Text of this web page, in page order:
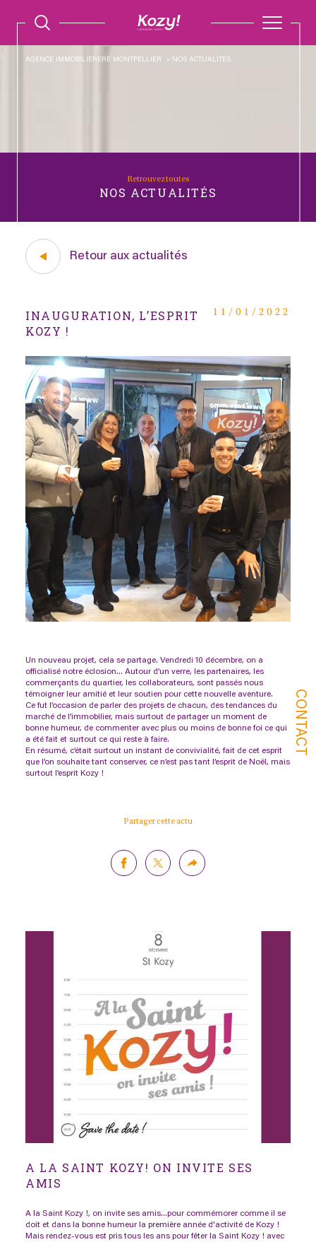
CONTACT
AGENCE IMMOBILIÈRERE MONTPELLIER NOS ACTUALITES
Retrouvez toutes
NOS ACTUALITÉS
Retour aux actualités
INAUGURATION, L’ESPRIT
KOZY !
11/01/2022
Un nouveau projet, cela se partage. Vendredi 10 décembre, on a
officialisé notre éclosion… Autour d’un verre, les partenaires, les
commerçants du quartier, les collaborateurs, sont passés nous
témoigner leur amitié et leur soutien pour cette nouvelle aventure.
Ce fut l’occasion de parler des projets de chacun, des tendances du
marché de l’immobilier, mais surtout de partager un moment de
bonne humeur, de commenter avec plus ou moins de bonne foi ce qui
a été fait et surtout ce qui reste à faire.
En résumé, c’était surtout un instant de convivialité, fait de cet esprit
que l’on souhaite tant conserver, ce n’est pas tant l’esprit de Noël, mais
surtout l’esprit Kozy !
Partager cette actu
A LA SAINT KOZY! ON INVITE SES
AMIS
A la Saint Kozy !, on invite ses amis...pour commémorer comme il se
doit et dans la bonne humeur la première année d'activité de Kozy !
Mais rendez-vous est pris tous les ans pour fêter la Saint Kozy ! avec